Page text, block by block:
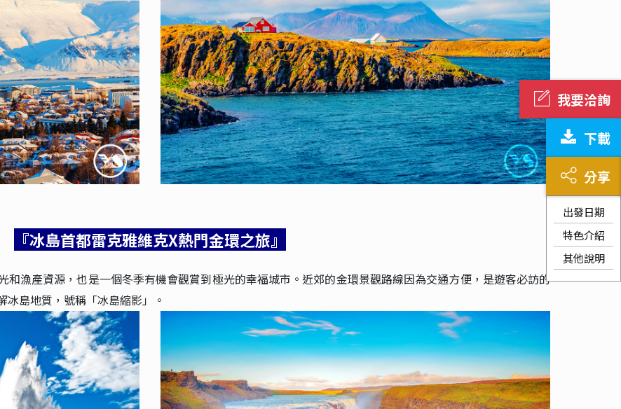
我要洽詢
下載
分享
出發日期
特色介紹
其他說明
『冰島首都雷克雅維克X熱門金環之旅』
漁產資源，也是一個冬季有機會觀賞到極光的幸福城市。近郊的金環景觀路線因為交通方便，是遊客必訪的
島地質，號稱「冰島縮影」。